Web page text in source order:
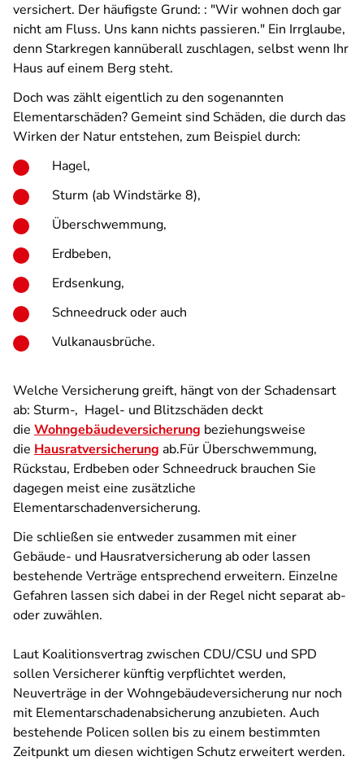
versichert. Der häufigste Grund: : "Wir wohnen doch gar
nicht am Fluss. Uns kann nichts passieren." Ein Irrglaube,
denn Starkregen kannüberall zuschlagen, selbst wenn Ihr
Haus auf einem Berg steht.
Doch was zählt eigentlich zu den sogenannten
Elementarschäden? Gemeint sind Schäden, die durch das
Wirken der Natur entstehen, zum Beispiel durch:
Hagel,
Sturm (ab Windstärke 8),
Überschwemmung,
Erdbeben,
Erdsenkung,
Schneedruck oder auch
Vulkanausbrüche.
Welche Versicherung greift, hängt von der Schadensart
ab: Sturm-, Hagel- und Blitzschäden deckt
die Wohngebäudeversicherung beziehungsweise
die Hausratversicherung ab.Für Überschwemmung,
Rückstau, Erdbeben oder Schneedruck brauchen Sie
dagegen meist eine zusätzliche
Elementarschadenversicherung.
Die schließen sie entweder zusammen mit einer
Gebäude- und Hausratversicherung ab oder lassen
bestehende Verträge entsprechend erweitern. Einzelne
Gefahren lassen sich dabei in der Regel nicht separat ab-
oder zuwählen.
Laut Koalitionsvertrag zwischen CDU/CSU und SPD
sollen Versicherer künftig verpflichtet werden,
Neuverträge in der Wohngebäudeversicherung nur noch
mit Elementarschadenabsicherung anzubieten. Auch
bestehende Policen sollen bis zu einem bestimmten
Zeitpunkt um diesen wichtigen Schutz erweitert werden.